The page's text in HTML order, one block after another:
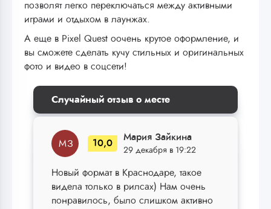
позволят легко переключаться между активными
играми и отдыхом в лаунжах.
А еще в Pixel Quest оочень крутое оформление, и
вы сможете сделать кучу стильных и оригинальных
фото и видео в соцсети!
Случайный отзыв о месте
М З 10,0
Мария Зайкина
29 декабря в 19:22
Новый формат в Краснодаре, такое
видела только в рилсах) Нам очень
понравилось, было слишком активно